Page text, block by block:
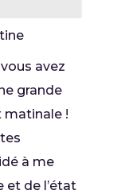
avez
grande
!
à me
et de l’état